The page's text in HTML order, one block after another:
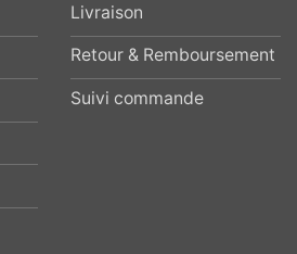
Livraison
Retour & Remboursement
Suivi commande